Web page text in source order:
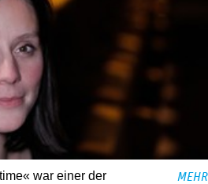
war einer der
MEHR